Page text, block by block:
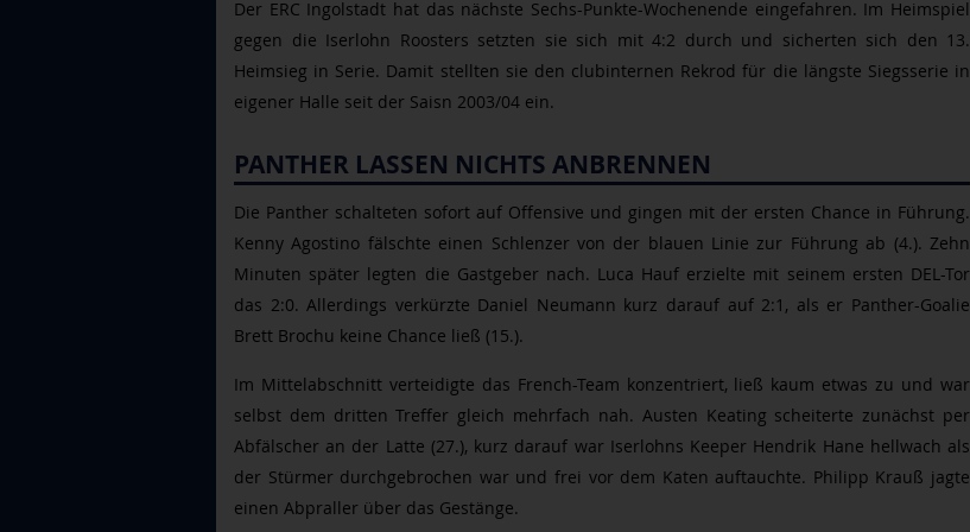
Der ERC Ingolstadt hat das nächste Sechs-Punkte-Wochenende eingefahren. Im Heimspiel
gegen die Iserlohn Roosters setzten sie sich mit 4:2 durch und sicherten sich den 13.
Heimsieg in Serie. Damit stellten sie den clubinternen Rekrod für die längste Siegsserie in
eigener Halle seit der Saisn 2003/04 ein.
PANTHER LASSEN NICHTS ANBRENNEN
Die Panther schalteten sofort auf Offensive und gingen mit der ersten Chance in Führung.
Kenny Agostino fälschte einen Schlenzer von der blauen Linie zur Führung ab (4.). Zehn
Minuten später legten die Gastgeber nach. Luca Hauf erzielte mit seinem ersten DEL-Tor
das 2:0. Allerdings verkürzte Daniel Neumann kurz darauf auf 2:1, als er Panther-Goalie
Brett Brochu keine Chance ließ (15.).
Im Mittelabschnitt verteidigte das French-Team konzentriert, ließ kaum etwas zu und war
selbst dem dritten Treffer gleich mehrfach nah. Austen Keating scheiterte zunächst per
Abfälscher an der Latte (27.), kurz darauf war Iserlohns Keeper Hendrik Hane hellwach als
der Stürmer durchgebrochen war und frei vor dem Katen auftauchte. Philipp Krauß jagte
einen Abpraller über das Gestänge.